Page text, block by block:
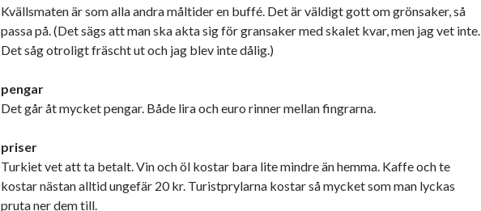
Kvällsmaten är som alla andra måltider en buffé. Det är väldigt gott om grönsaker, så
passa på. (Det sägs att man ska akta sig för gransaker med skalet kvar, men jag vet inte.
Det såg otroligt fräscht ut och jag blev inte dålig.)
pengar
Det går åt mycket pengar. Både lira och euro rinner mellan fingrarna.
priser
Turkiet vet att ta betalt. Vin och öl kostar bara lite mindre än hemma. Kaffe och te
kostar nästan alltid ungefär 20 kr. Turistprylarna kostar så mycket som man lyckas
pruta ner dem till.